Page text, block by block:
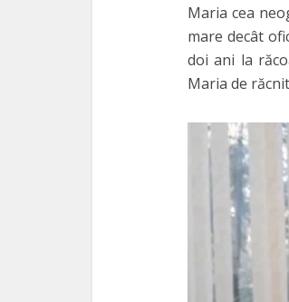
Maria cea
mare decât
doi ani la
Maria de